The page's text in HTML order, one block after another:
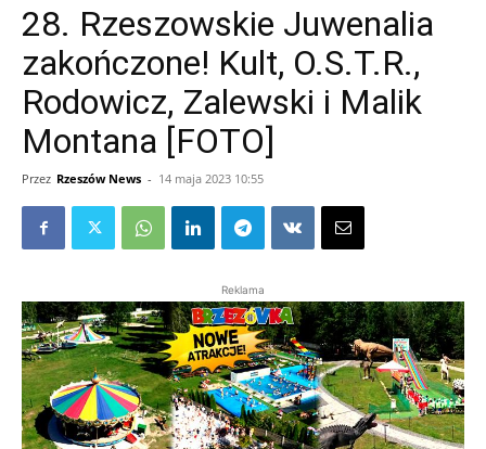
28. Rzeszowskie Juwenalia
zakończone! Kult, O.S.T.R.,
Rodowicz, Zalewski i Malik
Montana [FOTO]
Przez Rzeszów News - 14 maja 2023 10:55
Reklama